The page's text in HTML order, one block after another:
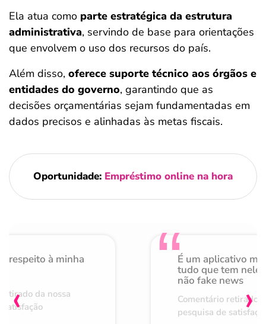
Ela atua como parte estratégica da estrutura
administrativa, servindo de base para orientações
que envolvem o uso dos recursos do país.
Além disso, oferece suporte técnico aos órgãos e
entidades do governo, garantindo que as
decisões orçamentárias sejam fundamentadas em
dados precisos e alinhadas às metas fiscais.
Oportunidade: Empréstimo online na hora
respeito à minha
da nossa
É um aplicativo
tudo que tem nele
não fake news
Comentário retirado
pesquisa de
‹ ›